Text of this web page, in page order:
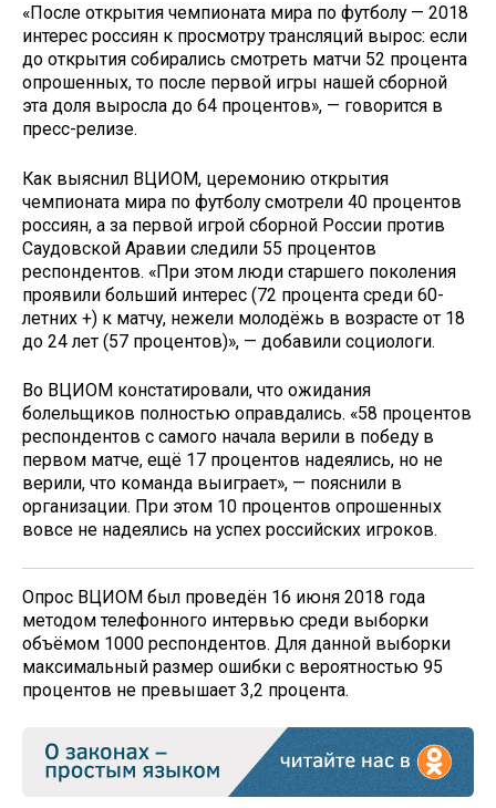
«После открытия чемпионата мира по футболу — 2018
интерес россиян к просмотру трансляций вырос: если
до открытия собирались смотреть матчи 52 процента
опрошенных, то после первой игры нашей сборной
эта доля выросла до 64 процентов», — говорится в
пресс-релизе.
Как выяснил ВЦИОМ, церемонию открытия
чемпионата мира по футболу смотрели 40 процентов
россиян, а за первой игрой сборной России против
Саудовской Аравии следили 55 процентов
респондентов. «При этом люди старшего поколения
проявили больший интерес (72 процента среди 60-
летних +) к матчу, нежели молодёжь в возрасте от 18
до 24 лет (57 процентов)», — добавили социологи.
Во ВЦИОМ констатировали, что ожидания
болельщиков полностью оправдались. «58 процентов
респондентов с самого начала верили в победу в
первом матче, ещё 17 процентов надеялись, но не
верили, что команда выиграет», — пояснили в
организации. При этом 10 процентов опрошенных
вовсе не надеялись на успех российских игроков.
Опрос ВЦИОМ был проведён 16 июня 2018 года
методом телефонного интервью среди выборки
объёмом 1000 респондентов. Для данной выборки
максимальный размер ошибки с вероятностью 95
процентов не превышает 3,2 процента.